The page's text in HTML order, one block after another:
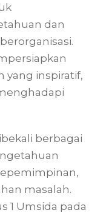
dan
yang inspiratif,
berbagai
masalah.
1 Umsida pada